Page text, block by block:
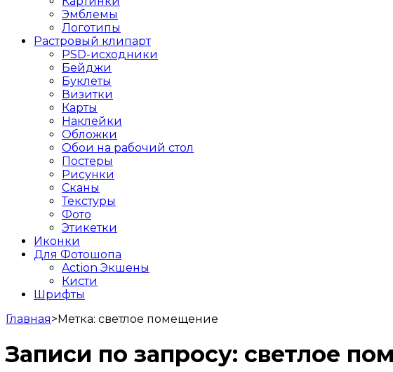
Эмблемы
Логотипы
Растровый клипарт
PSD-исходники
Бейджи
Буклеты
Визитки
Карты
Наклейки
Обложки
Обои на рабочий стол
Постеры
Рисунки
Сканы
Текстуры
Фото
Этикетки
Иконки
Для Фотошопа
Action Экшены
Кисти
Шрифты
Главная>Метка: светлое помещение
Записи по запросу: светлое